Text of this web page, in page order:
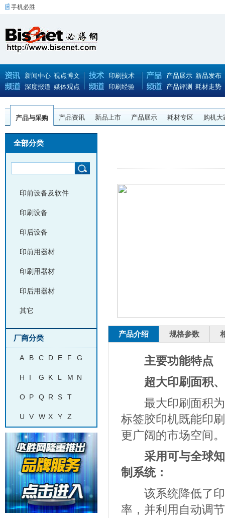
手机必胜
新闻中心 视点博文
深度报道 媒体观点
印刷技术
印刷经验
产品展示 新品发布
产品评测 耗材走势
产品与采购 产品资讯 新品上市 产品展示 耗材专区 购机大
全部分类
印前设备及软件
印刷设备
印后设备
印前用器材
印刷用器材
印后用器材
其它
厂商分类
A B C D E F G
H I G K L M N
O P Q R S T
U V W X Y Z
产品介绍 规格参数
主要功能特点
超大印刷面积
最大印刷面积为
标签胶印机既能印
更广阔的市场空间。
采用可与全球
制系统：
该系统降低了印
率，并利用自动调